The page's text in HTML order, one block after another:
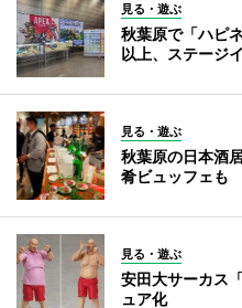
見る・遊ぶ
秋葉原で「ハピ
以上、ステージ
見る・遊ぶ
秋葉原の日本酒
肴ビュッフェも
見る・遊ぶ
安田大サーカス
ュア化